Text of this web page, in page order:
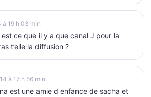
à 19 h 03 min
ce que il y a que canal J pour la
t’elle la diffusion ?
à 17 h 56 min
est une amie d enfance de sacha et